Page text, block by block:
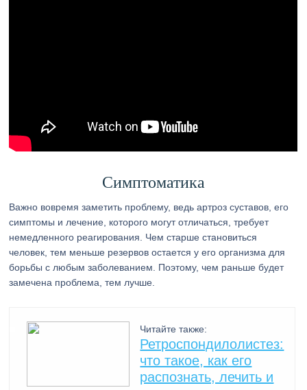
Симптоматика
Важно вовремя заметить проблему, ведь артроз суставов, его
симптомы и лечение, которого могут отличаться, требует
немедленного реагирования. Чем старше становиться
человек, тем меньше резервов остается у его организма для
борьбы с любым заболеванием. Поэтому, чем раньше будет
замечена проблема, тем лучше.
Читайте также:
Ретроспондилолистез:
что такое, как его
распознать, лечить и